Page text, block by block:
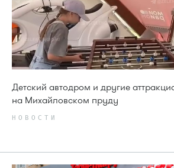
Детский автодром и другие
на Михайловском пруду
НОВОСТИ